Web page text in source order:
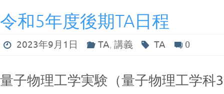
令和5年度後期TA日程
2023年9月1日 TA, 講義 TA 0
量子物理工学実験（量子物理工学科